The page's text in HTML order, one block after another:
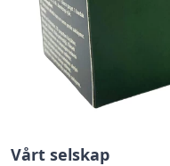
Vårt selskap